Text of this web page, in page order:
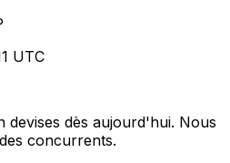
UTC
devises dès aujourd'hui. Nous
concurrents.